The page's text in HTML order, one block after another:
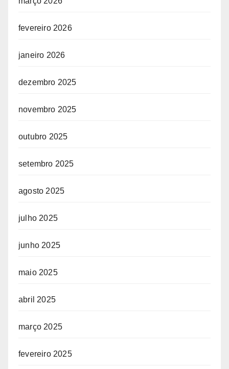
fevereiro 2026
janeiro 2026
dezembro 2025
novembro 2025
outubro 2025
setembro 2025
agosto 2025
julho 2025
junho 2025
maio 2025
abril 2025
março 2025
fevereiro 2025